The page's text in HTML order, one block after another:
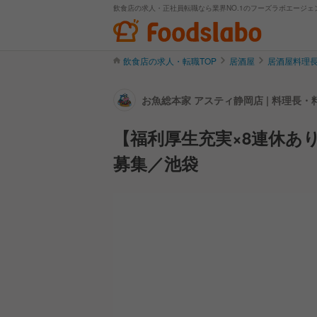
飲食店の求人・正社員転職なら業界NO.1のフーズラボエージェ
飲食店の求人・転職TOP 居酒屋 居酒屋料理
お魚総本家 アスティ静岡店 | 料理長・
【福利厚生充実×8連休
募集／池袋